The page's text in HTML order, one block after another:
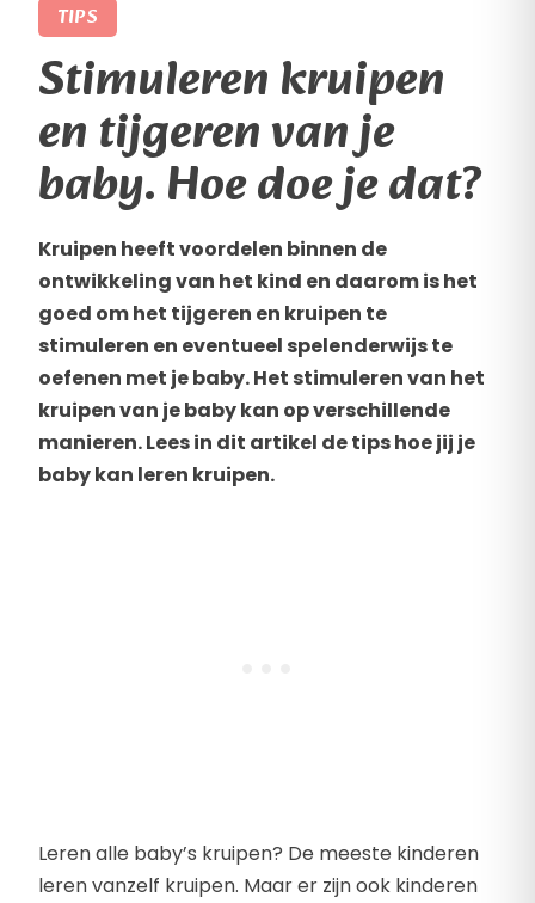
TIPS
Stimuleren kruipen
en tijgeren van je
baby. Hoe doe je dat?
Kruipen heeft voordelen binnen de
ontwikkeling van het kind en daarom is het
goed om het tijgeren en kruipen te
stimuleren en eventueel spelenderwijs te
oefenen met je baby. Het stimuleren van het
kruipen van je baby kan op verschillende
manieren. Lees in dit artikel de tips hoe jij je
baby kan leren kruipen.
Leren alle baby’s kruipen? De meeste kinderen
leren vanzelf kruipen. Maar er zijn ook kinderen